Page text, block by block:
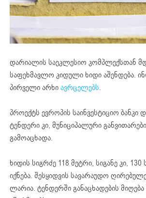
დარიალის საეკლესიო კომპლექსთან
საფეხმავლო კიდული ხიდი აშენდება.
პირველი არხიავრცელებს.
პროექტს ევროპის საინვესტიციო ბანკი
ტენდერი კი, მუნიციპალური
გამოაცხადა.
ხიდის სიგრძე 118 მეტრი, სიგანე კი, 130
იქნება. შესყიდვის სავარაუდო
ლარია. ტენდერში განაცხადების